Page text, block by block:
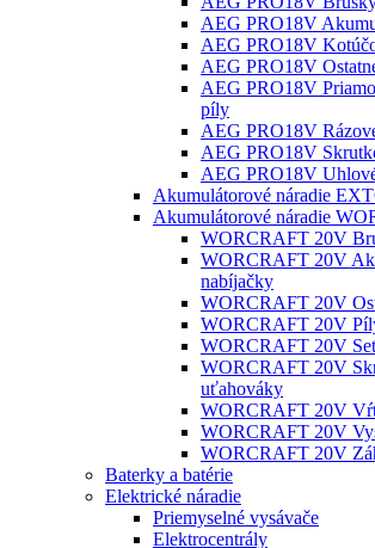
AEG PRO18V
AEG PRO18V
AEG PRO18V
AEG PRO18V
píly
AEG PRO18V
AEG PRO18V
AEG PRO18V
Akumulátorové náradie
Akumulátorové náradie
WORCRAFT 20V
WORCRAFT 20V
nabíjačky
WORCRAFT 20V
WORCRAFT 20V
WORCRAFT 20V
WORCRAFT 20V
uťahováky
WORCRAFT 20V
WORCRAFT 20V
WORCRAFT 20V
Baterky a batérie
Elektrické náradie
Priemyselné vysávače
Elektrocentrály